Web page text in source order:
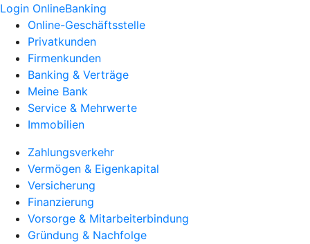
Login OnlineBanking
Online-Geschäftsstelle
Privatkunden
Firmenkunden
Banking & Verträge
Meine Bank
Service & Mehrwerte
Immobilien
Zahlungsverkehr
Vermögen & Eigenkapital
Versicherung
Finanzierung
Vorsorge & Mitarbeiterbindung
Gründung & Nachfolge